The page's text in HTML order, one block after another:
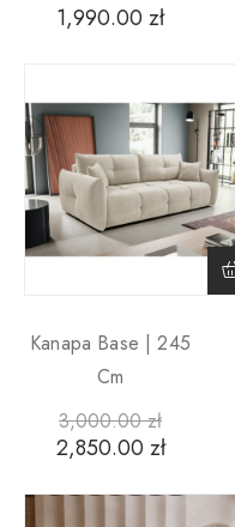
1,990.00 zł
Kanapa Base | 245
Cm
3,000.00zł
2,850.00 zł